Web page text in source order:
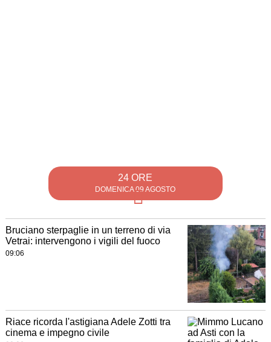
24 ORE
DOMENICA 09 AGOSTO
Bruciano sterpaglie in un terreno di via
Vetrai: intervengono i vigili del fuoco
09:06
Riace ricorda l'astigiana Adele Zotti tra
cinema e impegno civile